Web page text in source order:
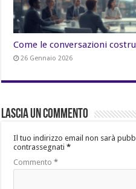
Come le conversazioni
26 Gennaio 2026
Lascia un commento
Il tuo indirizzo email non sarà
contrassegnati*
Commento*